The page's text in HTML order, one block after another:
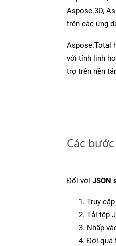
Aspose.3D,
trên các ứng
Aspose.Total
với tính linh
trợ trên nền
Các
Đối với JSON
Truy
Tải tệp
Nhấp
Đợi quá